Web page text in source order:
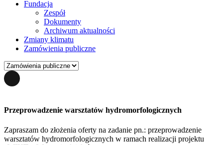
Fundacja
Zespół
Dokumenty
Archiwum aktualności
Zmiany klimatu
Zamówienia publiczne
Przeprowadzenie warsztatów hydromorfologicznych
Zapraszam do złożenia oferty na zadanie pn.: przeprowadzenie
warsztatów hydromorfologicznych w ramach realizacji projektu